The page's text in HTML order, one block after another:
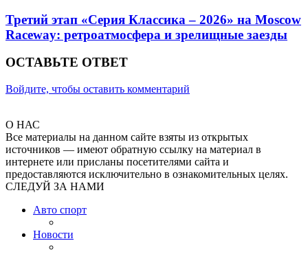
Третий этап «Серия Классика – 2026» на Moscow
Raceway: ретроатмосфера и зрелищные заезды
ОСТАВЬТЕ ОТВЕТ
Войдите, чтобы оставить комментарий
О НАС
Все материалы на данном сайте взяты из открытых
источников — имеют обратную ссылку на материал в
интернете или присланы посетителями сайта и
предоставляются исключительно в ознакомительных целях.
СЛЕДУЙ ЗА НАМИ
Авто спорт
Новости